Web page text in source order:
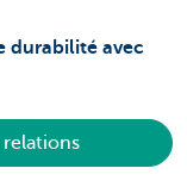
durabilité avec